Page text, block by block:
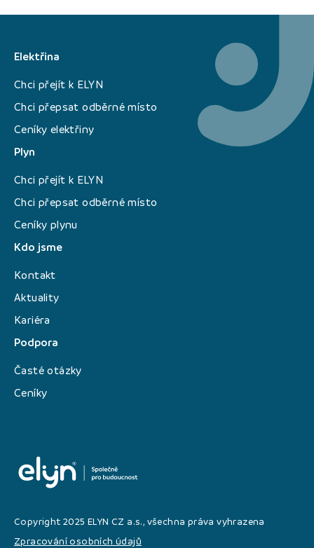
Elektřina
Chci přejít k ELYN
Chci přepsat odběrné místo
Ceníky elektřiny
Plyn
Chci přejít k ELYN
Chci přepsat odběrné místo
Ceníky plynu
Kdo jsme
Kontakt
Aktuality
Kariéra
Podpora
Časté otázky
Ceníky
Copyright 2025 ELYN CZ a.s., všechna práva vyhrazena
Zpracování osobních údajů